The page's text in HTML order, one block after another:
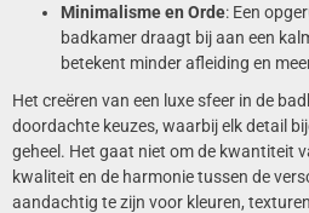
Minimalisme en Orde: Een
badkamer draagt bij aan een
betekent minder afleiding en
Het creëren van een luxe sfeer in de
doordachte keuzes, waarbij elk detail
geheel. Het gaat niet om de kwantiteit
kwaliteit en de harmonie tussen de
aandachtig te zijn voor kleuren,